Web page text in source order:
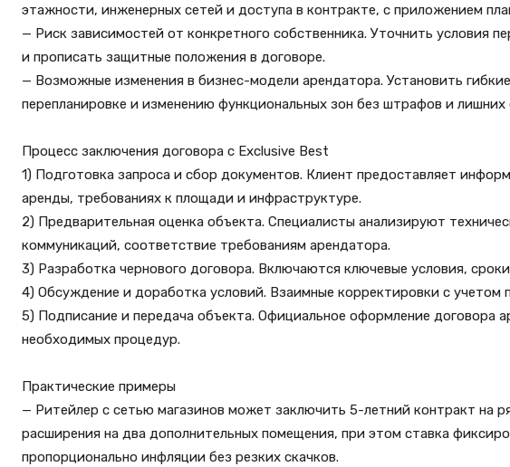
этажности, инженерных сетей и доступа в контракте, с приложением
— Риск зависимостей от конкретного собственника. Уточнить условия
и прописать защитные положения в договоре.
— Возможные изменения в бизнес-модели арендатора. Установить
перепланировке и изменению функциональных зон без штрафов и лишних
Процесс заключения договора с Exclusive Best
1) Подготовка запроса и сбор документов. Клиент предоставляет
аренды, требованиях к площади и инфраструктуре.
2) Предварительная оценка объекта. Специалисты анализируют
коммуникаций, соответствие требованиям арендатора.
3) Разработка чернового договора. Включаются ключевые условия,
4) Обсуждение и доработка условий. Взаимные корректировки с учетом
5) Подписание и передача объекта. Официальное оформление договора
необходимых процедур.
Практические примеры
— Ритейлер с сетью магазинов может заключить 5-летний контракт на
расширения на два дополнительных помещения, при этом ставка
пропорционально инфляции без резких скачков.